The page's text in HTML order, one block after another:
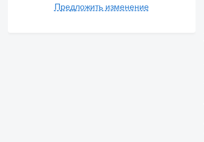
Предложить изменение